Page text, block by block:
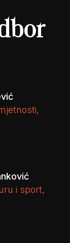
i sport,